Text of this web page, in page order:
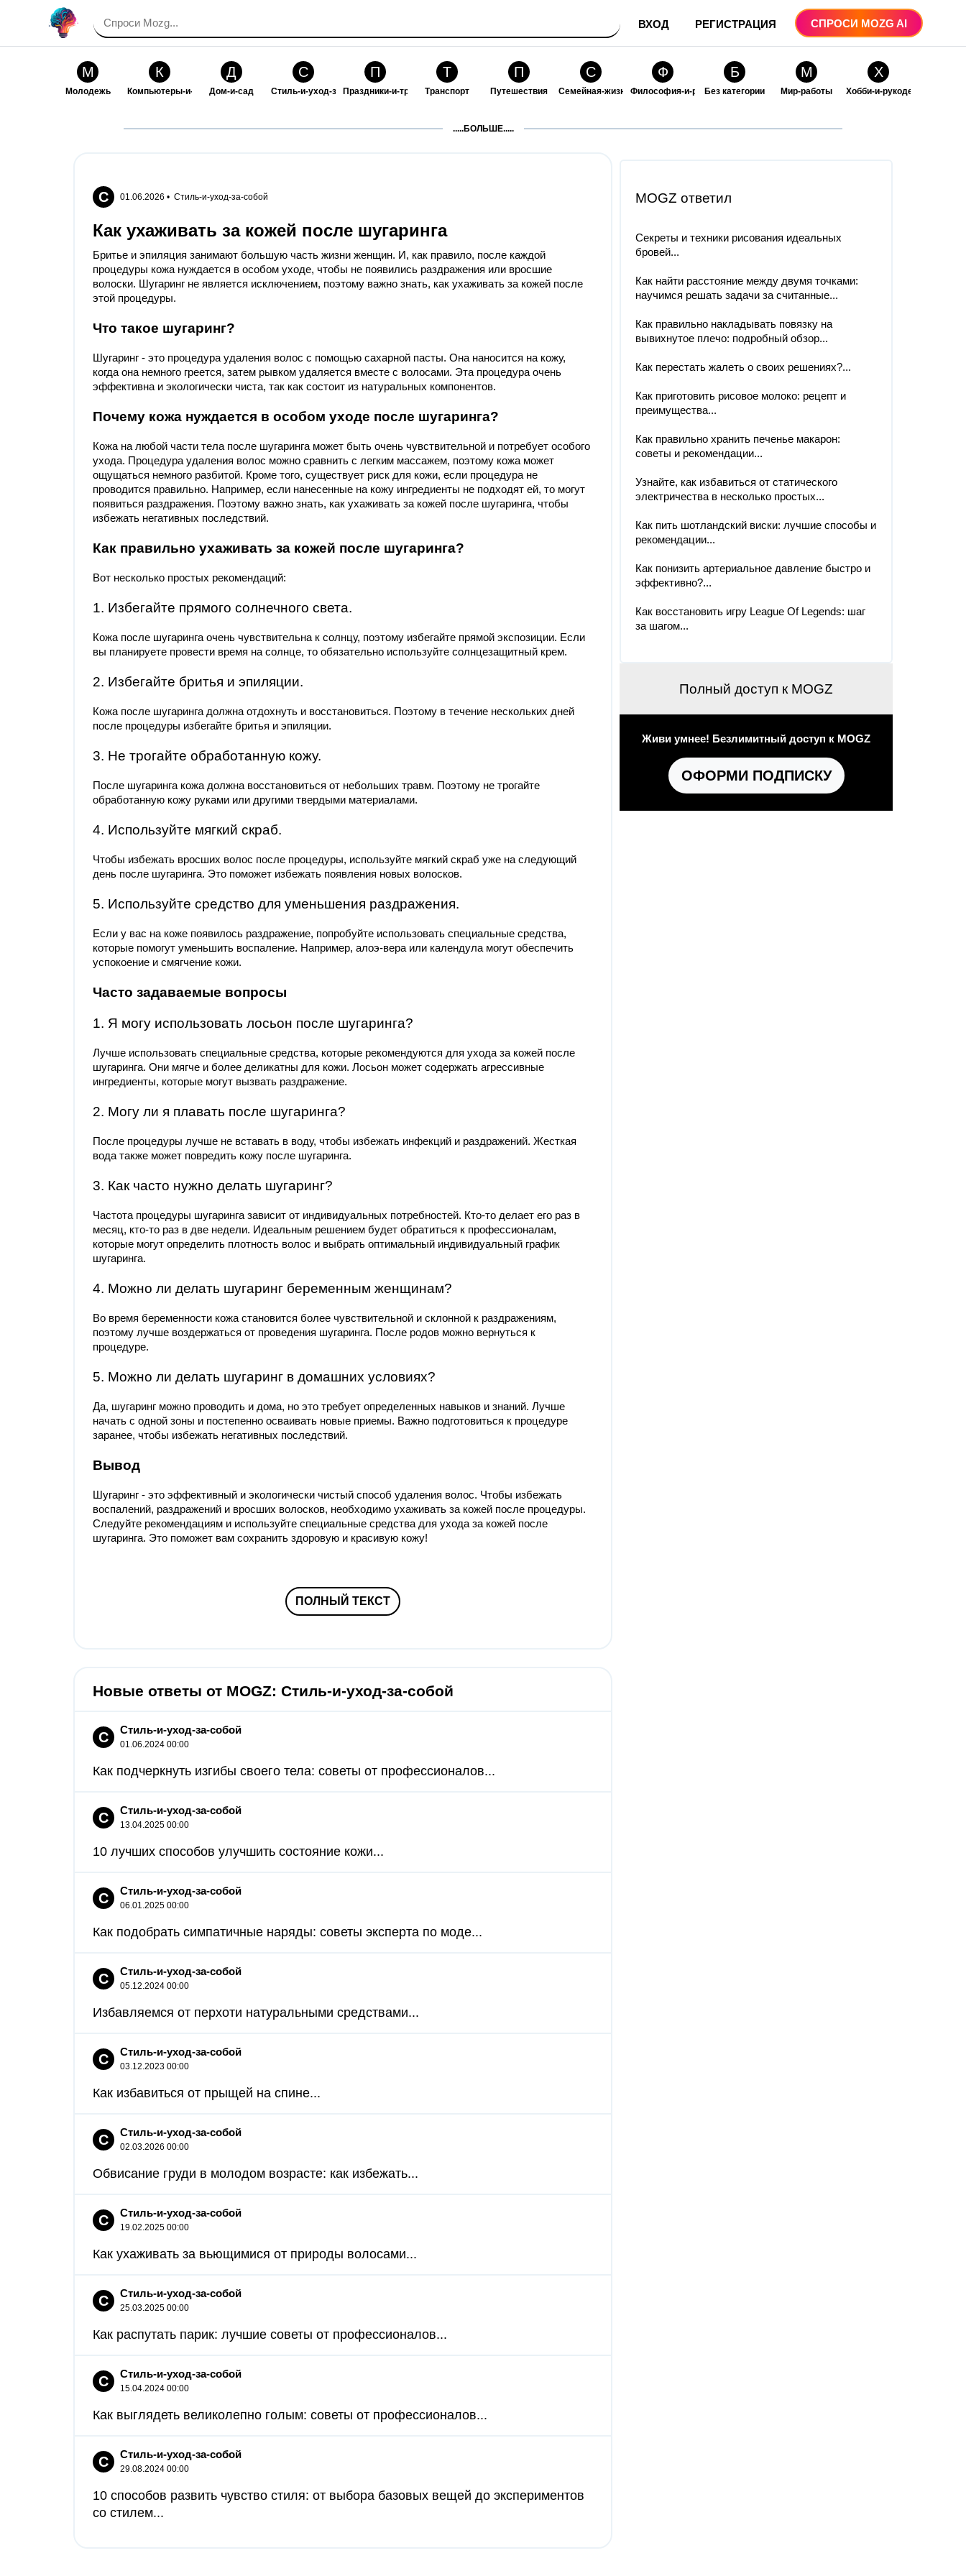
ВХОД РЕГИСТРАЦИЯ СПРОСИ MOZG AI
М
Молодежь
К
Компьютеры-и-электроника
Д
Дом-и-сад
С
Стиль-и-уход-за-собой
П
Праздники-и-традиции
Т
Транспорт
П
Путешествия
С
Семейная-жизнь
Ф
Философия-и-религия
Б
Без категории
М
Мир-работы
Х
Хобби-и-рукоделие
.....БОЛЬШЕ.....
С 01.06.2026 • Стиль-и-уход-за-собой
Как ухаживать за кожей после шугаринга
Бритье и эпиляция занимают большую часть жизни женщин. И, как правило, после каждой
процедуры кожа нуждается в особом уходе, чтобы не появились раздражения или вросшие
волоски. Шугаринг не является исключением, поэтому важно знать, как ухаживать за кожей после
этой процедуры.
Что такое шугаринг?
Шугаринг - это процедура удаления волос с помощью сахарной пасты. Она наносится на кожу,
когда она немного греется, затем рывком удаляется вместе с волосами. Эта процедура очень
эффективна и экологически чиста, так как состоит из натуральных компонентов.
Почему кожа нуждается в особом уходе после шугаринга?
Кожа на любой части тела после шугаринга может быть очень чувствительной и потребует особого
ухода. Процедура удаления волос можно сравнить с легким массажем, поэтому кожа может
ощущаться немного разбитой. Кроме того, существует риск для кожи, если процедура не
проводится правильно. Например, если нанесенные на кожу ингредиенты не подходят ей, то могут
появиться раздражения. Поэтому важно знать, как ухаживать за кожей после шугаринга, чтобы
избежать негативных последствий.
Как правильно ухаживать за кожей после шугаринга?
Вот несколько простых рекомендаций:
1. Избегайте прямого солнечного света.
Кожа после шугаринга очень чувствительна к солнцу, поэтому избегайте прямой экспозиции. Если
вы планируете провести время на солнце, то обязательно используйте солнцезащитный крем.
2. Избегайте бритья и эпиляции.
Кожа после шугаринга должна отдохнуть и восстановиться. Поэтому в течение нескольких дней
после процедуры избегайте бритья и эпиляции.
3. Не трогайте обработанную кожу.
После шугаринга кожа должна восстановиться от небольших травм. Поэтому не трогайте
обработанную кожу руками или другими твердыми материалами.
4. Используйте мягкий скраб.
Чтобы избежать вросших волос после процедуры, используйте мягкий скраб уже на следующий
день после шугаринга. Это поможет избежать появления новых волосков.
5. Используйте средство для уменьшения раздражения.
Если у вас на коже появилось раздражение, попробуйте использовать специальные средства,
которые помогут уменьшить воспаление. Например, алоэ-вера или календула могут обеспечить
успокоение и смягчение кожи.
Часто задаваемые вопросы
1. Я могу использовать лосьон после шугаринга?
Лучше использовать специальные средства, которые рекомендуются для ухода за кожей после
шугаринга. Они мягче и более деликатны для кожи. Лосьон может содержать агрессивные
ингредиенты, которые могут вызвать раздражение.
2. Могу ли я плавать после шугаринга?
После процедуры лучше не вставать в воду, чтобы избежать инфекций и раздражений. Жесткая
вода также может повредить кожу после шугаринга.
3. Как часто нужно делать шугаринг?
Частота процедуры шугаринга зависит от индивидуальных потребностей. Кто-то делает его раз в
месяц, кто-то раз в две недели. Идеальным решением будет обратиться к профессионалам,
которые могут определить плотность волос и выбрать оптимальный индивидуальный график
шугаринга.
4. Можно ли делать шугаринг беременным женщинам?
Во время беременности кожа становится более чувствительной и склонной к раздражениям,
поэтому лучше воздержаться от проведения шугаринга. После родов можно вернуться к
процедуре.
5. Можно ли делать шугаринг в домашних условиях?
Да, шугаринг можно проводить и дома, но это требует определенных навыков и знаний. Лучше
начать с одной зоны и постепенно осваивать новые приемы. Важно подготовиться к процедуре
заранее, чтобы избежать негативных последствий.
Вывод
Шугаринг - это эффективный и экологически чистый способ удаления волос. Чтобы избежать
воспалений, раздражений и вросших волосков, необходимо ухаживать за кожей после процедуры.
Следуйте рекомендациям и используйте специальные средства для ухода за кожей после
шугаринга. Это поможет вам сохранить здоровую и красивую кожу!
ПОЛНЫЙ ТЕКСТ
Новые ответы от MOGZ: Стиль-и-уход-за-собой
С Стиль-и-уход-за-собой
01.06.2024 00:00
Как подчеркнуть изгибы своего тела: советы от профессионалов...
С Стиль-и-уход-за-собой
13.04.2025 00:00
10 лучших способов улучшить состояние кожи...
С Стиль-и-уход-за-собой
06.01.2025 00:00
Как подобрать симпатичные наряды: советы эксперта по моде...
С Стиль-и-уход-за-собой
05.12.2024 00:00
Избавляемся от перхоти натуральными средствами...
С Стиль-и-уход-за-собой
03.12.2023 00:00
Как избавиться от прыщей на спине...
С Стиль-и-уход-за-собой
02.03.2026 00:00
Обвисание груди в молодом возрасте: как избежать...
С Стиль-и-уход-за-собой
19.02.2025 00:00
Как ухаживать за вьющимися от природы волосами...
С Стиль-и-уход-за-собой
25.03.2025 00:00
Как распутать парик: лучшие советы от профессионалов...
С Стиль-и-уход-за-собой
15.04.2024 00:00
Как выглядеть великолепно голым: советы от профессионалов...
С Стиль-и-уход-за-собой
29.08.2024 00:00
10 способов развить чувство стиля: от выбора базовых вещей до экспериментов
со стилем...
MOGZ ответил
Секреты и техники рисования идеальных
бровей...
Как найти расстояние между двумя точками:
научимся решать задачи за считанные...
Как правильно накладывать повязку на
вывихнутое плечо: подробный обзор...
Как перестать жалеть о своих решениях?...
Как приготовить рисовое молоко: рецепт и
преимущества...
Как правильно хранить печенье макарон:
советы и рекомендации...
Узнайте, как избавиться от статического
электричества в несколько простых...
Как пить шотландский виски: лучшие способы и
рекомендации...
Как понизить артериальное давление быстро и
эффективно?...
Как восстановить игру League Of Legends: шаг
за шагом...
Полный доступ к MOGZ
Живи умнее! Безлимитный доступ к MOGZ
ОФОРМИ ПОДПИСКУ